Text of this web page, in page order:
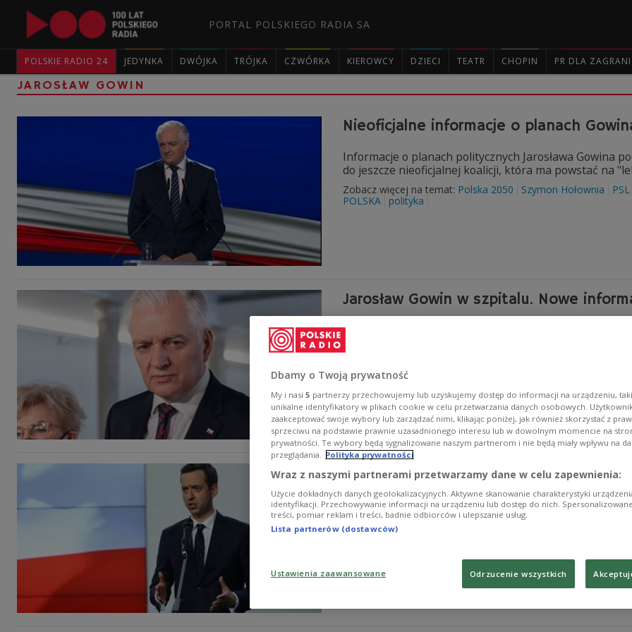
PORTAL POLSKIEGO RADIA SA
POLSKIE RADIO 24 JEDYNKA DWÓJKA TRÓJKA CZWÓRKA KIEROWCY DZIECI TEATR CHOPIN PR DLA
JAROSŁAW GOWIN
Nieoficjalne informacje o planach
Informacje o planach politycznych Jarosława Gowina
do jeszcze nieoficjalnej koalicji, która ma powstać na
Zobacz więcej na temat: Polska 2050 Szymon Hołownia PSL
POLSKA
polityka
Jarosław Gowin w szpitalu. Nowe
Rzecznik koła parlamentarnego Porozumienia Jan
zdrowia Jarosława Gowina. Zgodnie z nimi lider partii
Wiceszef MON: wszystkie siły
uwzględnić kwestie bezpieczeństwa
– Obecnie obserwujemy w naszym najbliższym
bezpieczeństwem. (...) Wszystkie siły polityczne w
bezpieczeństwa i obrony narodowej – mówił na
narodowej Marcin Ociepa.
służby i
Dbamy o Twoją prywatność
My i nasi 5 partnerzy przechowujemy lub uzyskujemy dostęp do informacji na urządzeniu,
unikalne identyfikatory w plikach cookie w celu przetwarzania danych osobowych.
zaakceptować swoje wybory lub zarządzać nimi, klikając poniżej, jak również skorzystać z
sprzeciwu na podstawie prawnie uzasadnionego interesu lub w dowolnym momencie na
prywatności. Te wybory będą sygnalizowane naszym partnerom i nie będą miały wpływu na
przeglądania. Polityka prywatności
Wraz z naszymi partnerami przetwarzamy dane w celu zapewnienia:
Użycie dokładnych danych geolokalizacyjnych. Aktywne skanowanie charakterystyki
identyfikacji. Przechowywanie informacji na urządzeniu lub dostęp do nich.
treści, pomiar reklam i treści, badnie odbiorców i ulepszanie usług.
Lista partnerów (dostawców)
Ustawienia zaawansowane Odrzucenie wszystkich